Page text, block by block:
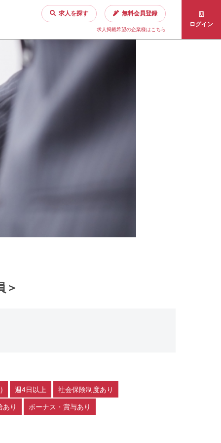
求人を探す 無料会員登録
求人掲載希望の企業様はこちら
ログイン
週4日以上
社会保険制度あり
あり
ボーナス・賞与あり